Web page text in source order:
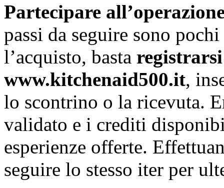
Partecipare
passi da seguire sono
l’acquisto, basta
www.kitchenaid500.it,
lo scontrino o la ricevuta.
validato e i crediti
esperienze offerte.
seguire lo stesso iter per